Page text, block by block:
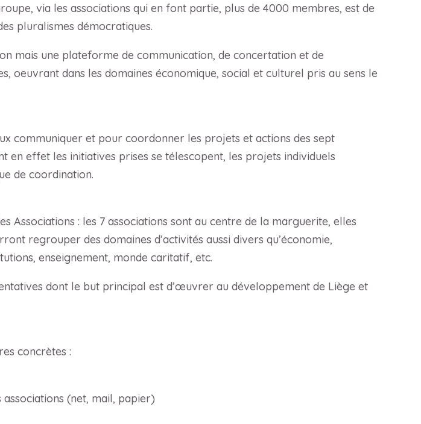
via les associations qui en font partie, plus de 4000 membres, est de
pluralismes démocratiques.
mais une plateforme de communication, de concertation et de
oeuvrant dans les domaines économique, social et culturel pris au sens le
communiquer et pour coordonner les projets et actions des sept
en effet les initiatives prises se télescopent, les projets individuels
de coordination.
: les 7 associations sont au centre de la marguerite, elles
regrouper des domaines d’activités aussi divers qu’économie,
enseignement, monde caritatif, etc.
dont le but principal est d’œuvrer au développement de Liège et
concrètes :
(net, mail, papier)